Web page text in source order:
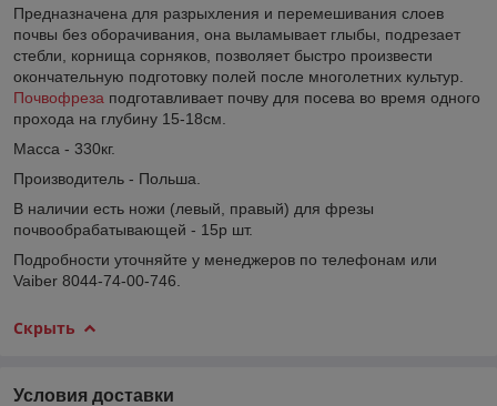
Предназначена для разрыхления и перемешивания слоев
почвы без оборачивания, она выламывает глыбы, подрезает
стебли, корнища сорняков, позволяет быстро произвести
окончательную подготовку полей после многолетних культур.
Почвофреза подготавливает почву для посева во время одного
прохода на глубину 15-18см.
Масса - 330кг.
Производитель - Польша.
В наличии есть ножи (левый, правый) для фрезы
почвообрабатывающей - 15р шт.
Подробности уточняйте у менеджеров по телефонам или
Vaiber 8044-74-00-746.
Скрыть
Условия доставки